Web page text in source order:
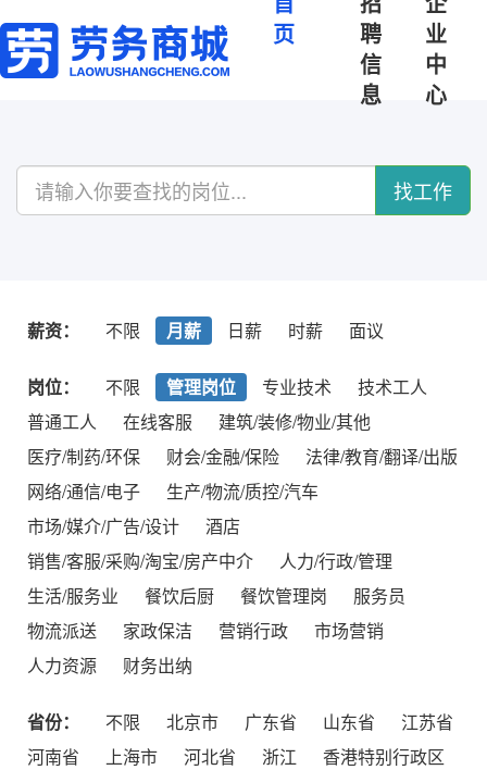
页
聘
信
息
业
中
心
找工作
薪资： 不限 月薪 日薪 时薪 面议
岗位： 不限 管理岗位 专业技术
技术工人
普通工人
在线客服
建筑/装修/物业/其他
医疗/制药/环保
财会/金融/保险
法律/教育/翻译/出版
网络/通信/电子
生产/物流/质控/汽车
市场/媒介/广告/设计
酒店
销售/客服/采购/淘宝/房产中介
人力/行政/管理
生活/服务业
餐饮后厨 餐饮管理岗
服务员
物流派送
家政保洁 营销行政
市场营销
人力资源
财务出纳
省份： 不限 北京市 广东省 山东省
江苏省
河南省
上海市 河北省 浙江
香港特别行政区